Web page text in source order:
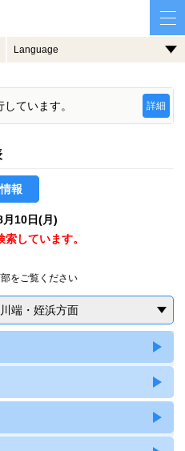
Language
ています。 詳細
報
10日(月)
しています。
をご覧ください
端・姪浜方面